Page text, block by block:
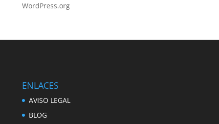
WordPress.org
ENLACES
AVISO LEGAL
BLOG